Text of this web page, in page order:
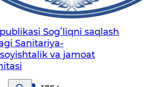
Sogʻliqni saqlash
Sanitariya-
va jamoat